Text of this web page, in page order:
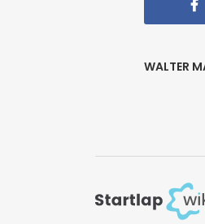
WALTER